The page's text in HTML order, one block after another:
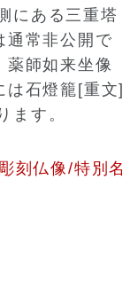
にある三重塔
通常非公開で
師如来坐像
は石燈籠[重文]
ます。
刻仏像/特別名